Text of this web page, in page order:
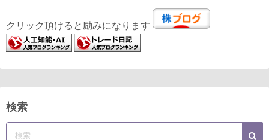
クリック頂けると励みになります
検索